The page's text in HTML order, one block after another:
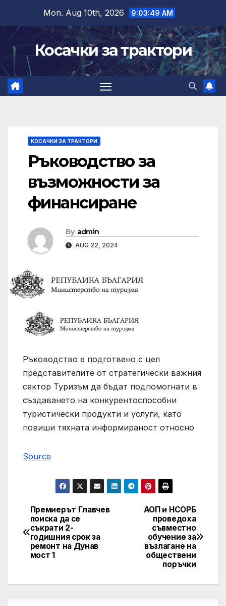
content
Mon. Aug 10th, 2026 9:03:50 AM
Косачки за трактори
КОСАЧКИ ЗА ТРАКТОРИ
Ръководство за
възможности за
финансиране
By admin
AUG 22, 2024
Ръководство е подготвено с цел
представителите от стратегически важния
сектор Туризъм да бъдат подпомогнати в
създаването на конкурентоспособни
туристически продукти и услуги, като
повиши тяхната информираност относно
Source
Post
navigation
АОП и НСОРБ
проведоха
съвместно
обучение за
възлагане на
обществени
поръчки
Премиерът Главчев
поиска да се
съкрати 2-
годишния срок за
ремонт на Дунав
мост 1